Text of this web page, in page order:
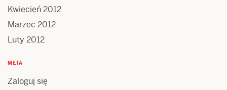
Kwiecień 2012
Marzec 2012
Luty 2012
META
Zaloguj się